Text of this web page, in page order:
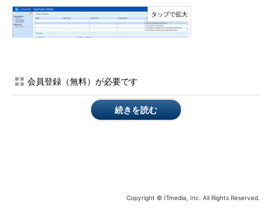
IT運用支援ツール「AIOps」
会員登録（無料）が必要です
続きを読む
Copyright © ITmedia, Inc. All Rights Reserved.